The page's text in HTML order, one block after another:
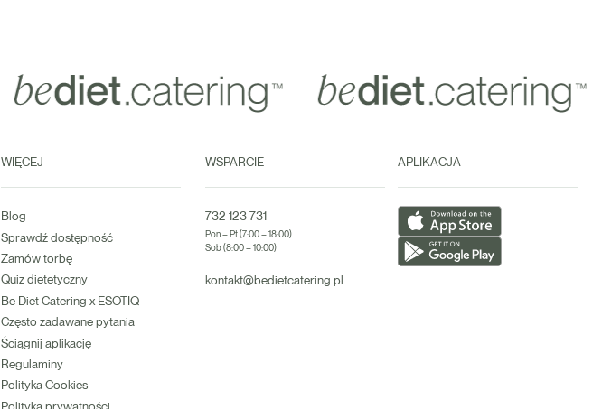
WIĘCEJ
Blog
Sprawdź dostępność
Zamów torbę
Quiz dietetyczny
Be Diet Catering x ESOTIQ
Często zadawane pytania
Ściągnij aplikację
Regulaminy
Polityka Cookies
Polityka prywatności
WSPARCIE
732 123 731
Pon – Pt (7:00 – 18:00)
Sob (8:00 – 10:00)
kontakt@bedietcatering.pl
APLIKACJA